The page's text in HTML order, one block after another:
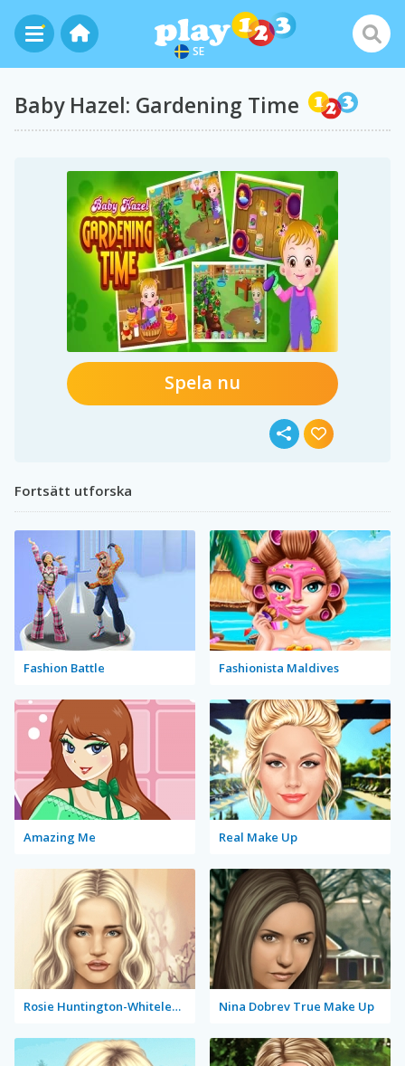
SE
Baby Hazel: Gardening Time
Spela nu
Fortsätt utforska
Fashion Battle Fashionista Maldives
Amazing Me Real Make Up
Rosie Huntington-Whiteley True Make Up Nina Dobrev True Make Up